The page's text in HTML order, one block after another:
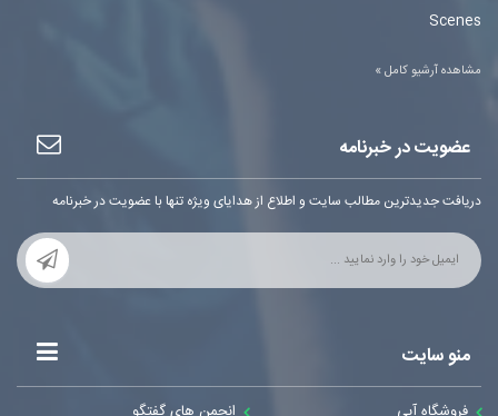
Scenes
مشاهده آرشیو کامل »
عضویت در خبرنامه
دریافت جدیدترین مطالب سایت و اطلاع از هدایای ویژه تنها با عضویت در خبرنامه
منو سایت